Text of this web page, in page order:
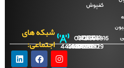
کفپوش
09121996816
021-
44288929
021-
44288700
021-
44288701
021-
44288702
شبکه های
اجتماعی: